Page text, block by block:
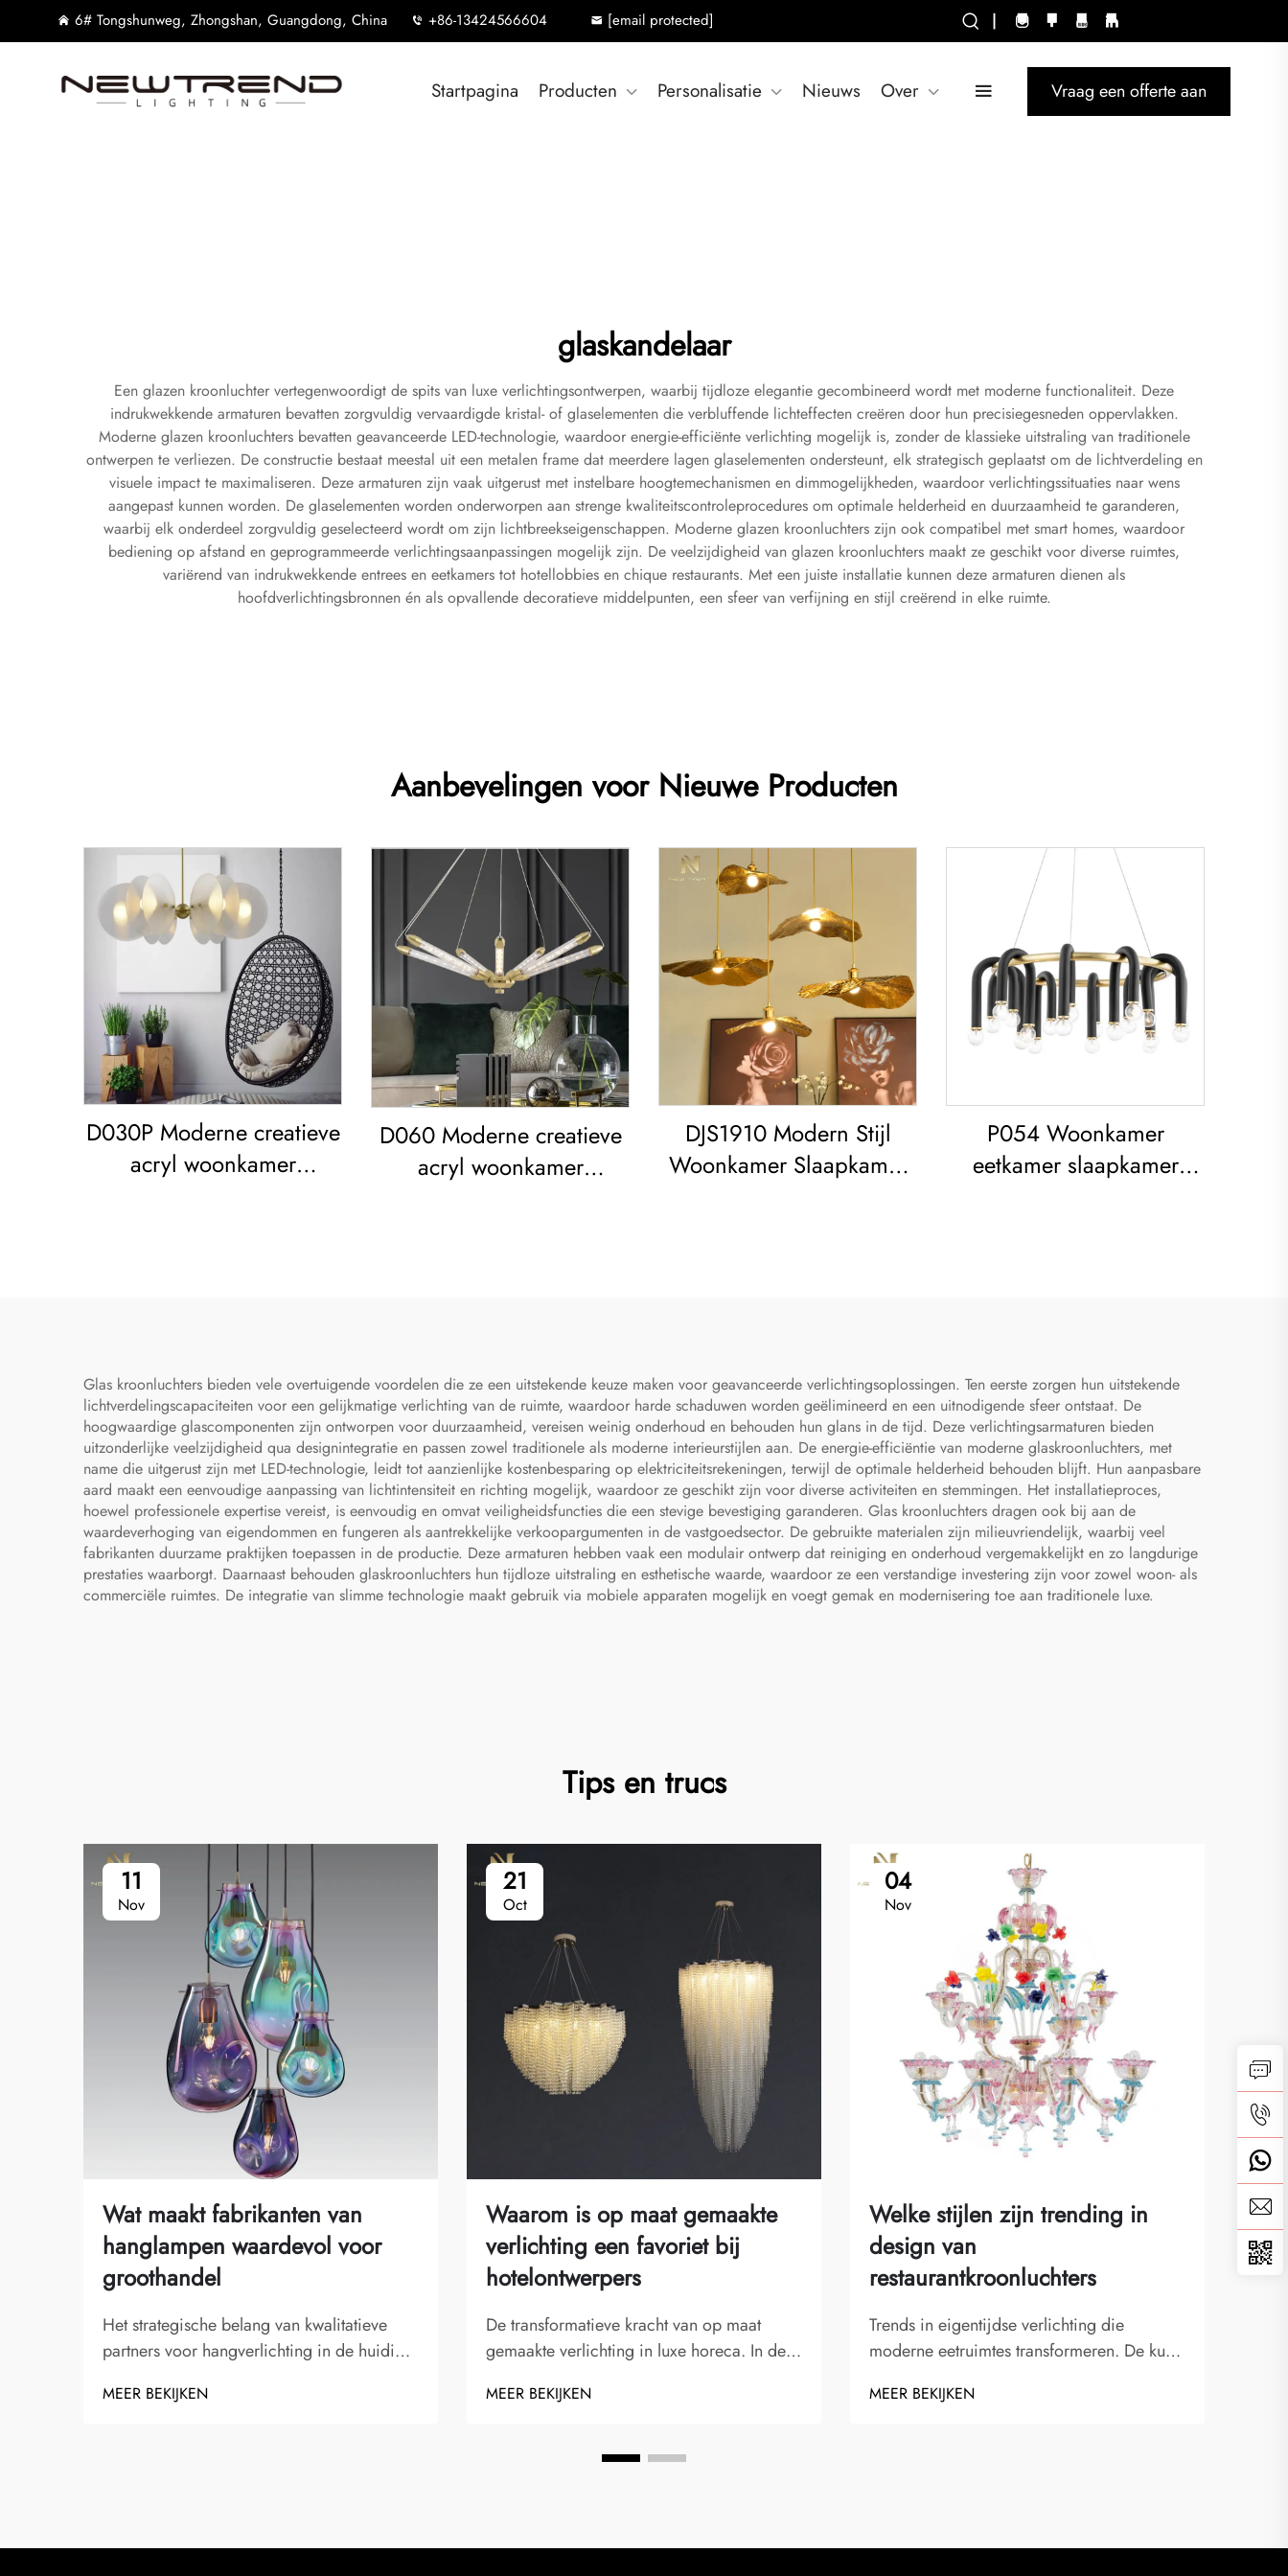
6# Tongshunweg, Zhongshan, Guangdong, China +86-13424566604 [email protected] |
Startpagina Producten Personalisatie Nieuws Over Vraag een offerte aan
glaskandelaar
Een glazen kroonluchter vertegenwoordigt de spits van luxe verlichtingsontwerpen, waarbij tijdloze elegantie gecombineerd wordt met moderne functionaliteit. Deze
indrukwekkende armaturen bevatten zorgvuldig vervaardigde kristal- of glaselementen die verbluffende lichteffecten creëren door hun precisiegesneden oppervlakken.
Moderne glazen kroonluchters bevatten geavanceerde LED-technologie, waardoor energie-efficiënte verlichting mogelijk is, zonder de klassieke uitstraling van traditionele
ontwerpen te verliezen. De constructie bestaat meestal uit een metalen frame dat meerdere lagen glaselementen ondersteunt, elk strategisch geplaatst om de lichtverdeling en
visuele impact te maximaliseren. Deze armaturen zijn vaak uitgerust met instelbare hoogtemechanismen en dimmogelijkheden, waardoor verlichtingssituaties naar wens
aangepast kunnen worden. De glaselementen worden onderworpen aan strenge kwaliteitscontroleprocedures om optimale helderheid en duurzaamheid te garanderen,
waarbij elk onderdeel zorgvuldig geselecteerd wordt om zijn lichtbreekseigenschappen. Moderne glazen kroonluchters zijn ook compatibel met smart homes, waardoor
bediening op afstand en geprogrammeerde verlichtingsaanpassingen mogelijk zijn. De veelzijdigheid van glazen kroonluchters maakt ze geschikt voor diverse ruimtes,
variërend van indrukwekkende entrees en eetkamers tot hotellobbies en chique restaurants. Met een juiste installatie kunnen deze armaturen dienen als
hoofdverlichtingsbronnen én als opvallende decoratieve middelpunten, een sfeer van verfijning en stijl creërend in elke ruimte.
Aanbevelingen voor Nieuwe Producten
D030P Moderne creatieve
acryl woonkamer
D060 Moderne creatieve
acryl woonkamer
DJS1910 Modern Stijl
Woonkamer Slaapkamer
P054 Woonkamer
eetkamer slaapkamer
Glas kroonluchters bieden vele overtuigende voordelen die ze een uitstekende keuze maken voor geavanceerde verlichtingsoplossingen. Ten eerste zorgen hun uitstekende
lichtverdelingscapaciteiten voor een gelijkmatige verlichting van de ruimte, waardoor harde schaduwen worden geëlimineerd en een uitnodigende sfeer ontstaat. De
hoogwaardige glascomponenten zijn ontworpen voor duurzaamheid, vereisen weinig onderhoud en behouden hun glans in de tijd. Deze verlichtingsarmaturen bieden
uitzonderlijke veelzijdigheid qua designintegratie en passen zowel traditionele als moderne interieurstijlen aan. De energie-efficiëntie van moderne glaskroonluchters, met
name die uitgerust zijn met LED-technologie, leidt tot aanzienlijke kostenbesparing op elektriciteitsrekeningen, terwijl de optimale helderheid behouden blijft. Hun aanpasbare
aard maakt een eenvoudige aanpassing van lichtintensiteit en richting mogelijk, waardoor ze geschikt zijn voor diverse activiteiten en stemmingen. Het installatieproces,
hoewel professionele expertise vereist, is eenvoudig en omvat veiligheidsfuncties die een stevige bevestiging garanderen. Glas kroonluchters dragen ook bij aan de
waardeverhoging van eigendommen en fungeren als aantrekkelijke verkoopargumenten in de vastgoedsector. De gebruikte materialen zijn milieuvriendelijk, waarbij veel
fabrikanten duurzame praktijken toepassen in de productie. Deze armaturen hebben vaak een modulair ontwerp dat reiniging en onderhoud vergemakkelijkt en zo langdurige
prestaties waarborgt. Daarnaast behouden glaskroonluchters hun tijdloze uitstraling en esthetische waarde, waardoor ze een verstandige investering zijn voor zowel woon- als
commerciële ruimtes. De integratie van slimme technologie maakt gebruik via mobiele apparaten mogelijk en voegt gemak en modernisering toe aan traditionele luxe.
Tips en trucs
11
Nov
Wat maakt fabrikanten van
hanglampen waardevol voor
groothandel
Het strategische belang van kwalitatieve
partners voor hangverlichting in de huidige
fabrikanten van hanglampen een cruciale
MEER BEKIJKEN
21
Oct
Waarom is op maat gemaakte
verlichting een favoriet bij
hotelontwerpers
De transformatieve kracht van op maat
gemaakte verlichting in luxe horeca. In de
elk detail belangrijk. Onder deze cruciale
verlichting op als een essentiële component
MEER BEKIJKEN
04
Nov
Welke stijlen zijn trending in
design van
restaurantkroonluchters
Trends in eigentijdse verlichting die
moderne eetruimtes transformeren. De kunst
restaurantkroonluchters heeft zich de
MEER BEKIJKEN